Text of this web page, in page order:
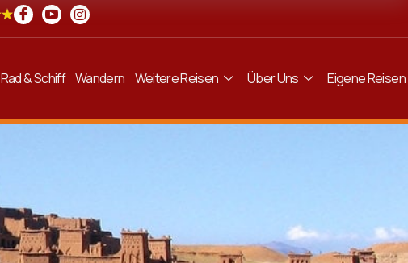
Rad & Schiff Wandern Weitere Reisen Über Uns Eigene Reisen